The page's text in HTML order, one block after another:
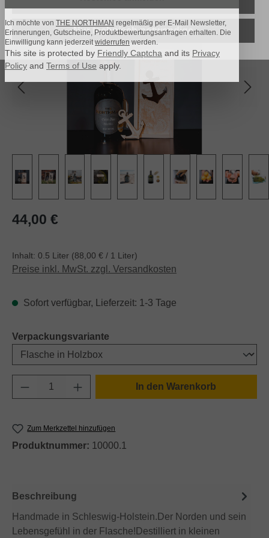
Regulärer Preis:
44,00 €
Inhalt: 0.5 Liter (88,00 € / 1 Liter)
Preise inkl. MwSt. zzgl. Versandkosten
Sofort verfügbar, Lieferzeit: 1-3 Tage
Verpackungsvariante
Produkt Anzahl: Gib den gewünschten
In den Warenkorb
Zum Merkzettel hinzufügen
Produktnummer: 10000.1
Beschreibung
Handmade in Schleswig-Holstein.Der Norden und sein
Lebensgefühl in der Flasche!Destilliert in kleinen
Nur technisch notwendige
Ich möchte von THE NORTHMAN regelmäßig per E-Mail Newsletter,
Erinnerungen, Gutscheine, Produktbewertungsanfragen erhalten. Die
Einwilligung kann jederzeitwiderrufen werden.
This site is protected by Friendly Captcha and its Privacy
Policy and Terms of Use apply.